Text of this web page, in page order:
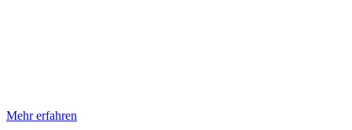
Mehr erfahren